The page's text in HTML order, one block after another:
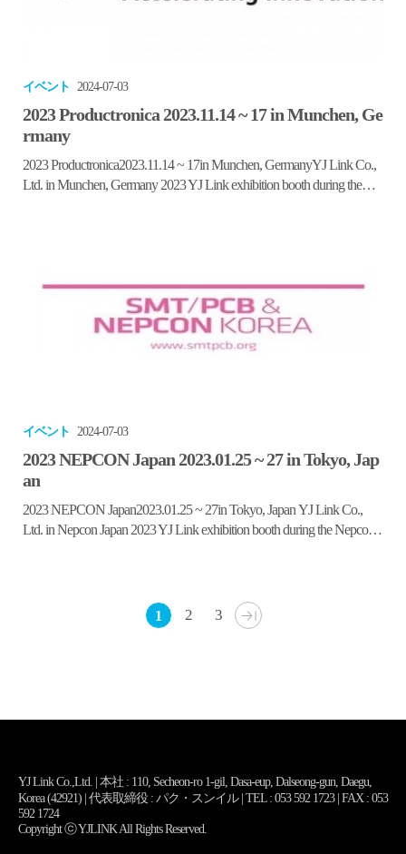
イベント 2024-07-03
2023 Productronica 2023.11.14 ~ 17 in Munchen, Ge
rmany
2023 Productronica2023.11.14 ~ 17in Munchen, GermanyYJ Link Co.,
Ltd. in Munchen, Germany 2023 YJ Link exhibition booth during the
イベント 2024-07-03
2023 NEPCON Japan 2023.01.25 ~ 27 in Tokyo, Jap
an
2023 NEPCON Japan2023.01.25 ~ 27in Tokyo, Japan YJ Link Co.,
Ltd. in Nepcon Japan 2023 YJ Link exhibition booth during the Nepcon
1 2 3
YJ Link Co.,Ltd. | 本社 : 110, Secheon-ro 1-gil, Dasa-eup, Dalseong-gun, Daegu,
Korea (42921) | 代表取締役 : パク・スンイル | TEL : 053 592 1723 | FAX : 053
592 1724
Copyright ⓒ YJLINK All Rights Reserved.